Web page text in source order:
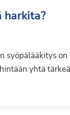
harkita?
syöpälääkitys
yhtä